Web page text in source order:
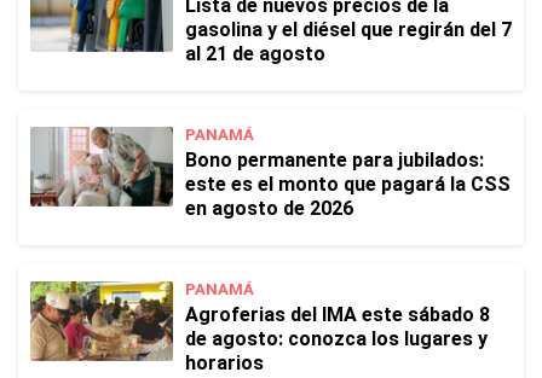
Lista de nuevos precios de la
gasolina y el diésel que regirán del 7
al 21 de agosto
PANAMÁ
Bono permanente para jubilados:
este es el monto que pagará la CSS
en agosto de 2026
PANAMÁ
Agroferias del IMA este sábado 8
de agosto: conozca los lugares y
horarios